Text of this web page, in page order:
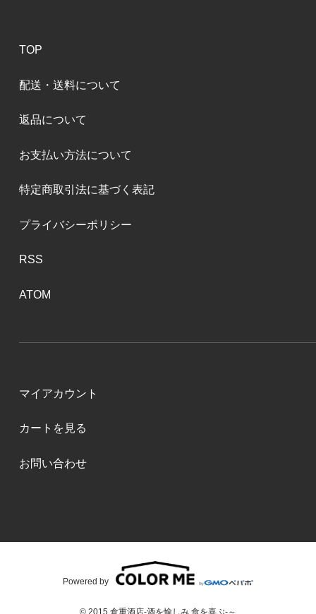
TOP
配送・送料について
返品について
お支払い方法について
特定商取引法に基づく表記
プライバシーポリシー
RSS
ATOM
マイアカウント
カートを見る
お問い合わせ
Powered by